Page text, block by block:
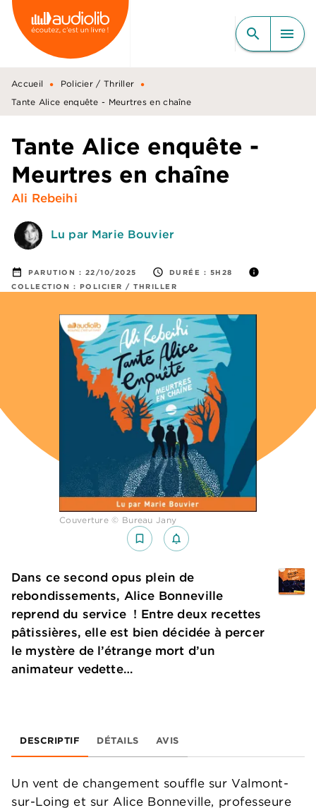
MENU RECHERCHE
CONTENU
PIED DE PAGE
search menu
Accueil • Policier / Thriller •
Tante Alice enquête - Meurtres en chaîne
Tante Alice enquête -
Meurtres en chaîne
Ali Rebeihi
Lu par Marie Bouvier
date_range PARUTION : 22/10/2025 access_time DURÉE : 5H28 info
COLLECTION : POLICIER / THRILLER
Couverture © Bureau Jany
bookmark_border notifications_none_outlined
Dans ce second opus plein de
rebondissements, Alice Bonneville
reprend du service ! Entre deux recettes
pâtissières, elle est bien décidée à percer
le mystère de l’étrange mort d’un
animateur vedette…
DESCRIPTIF DÉTAILS AVIS
Un vent de changement souffle sur Valmont-
sur-Loing et sur Alice Bonneville, professeure